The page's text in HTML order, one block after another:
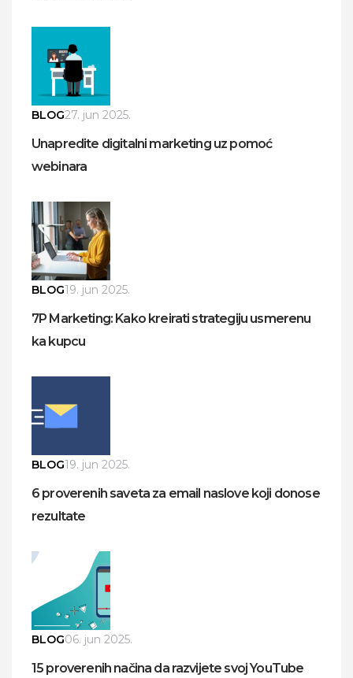
BLOG27. jun 2025.
Unapredite digitalni marketing uz pomoć
webinara
BLOG19. jun 2025.
7P Marketing: Kako kreirati strategiju usmerenu
ka kupcu
BLOG19. jun 2025.
6 proverenih saveta za email naslove koji donose
rezultate
BLOG06. jun 2025.
15 proverenih načina da razvijete svoj YouTube